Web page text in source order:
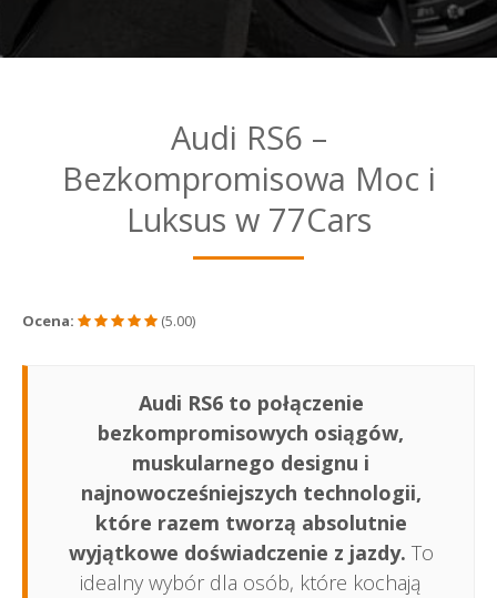
Audi RS6 –
Bezkompromisowa Moc i
Luksus w 77Cars
Ocena: (5.00)
Audi RS6 to połączenie
bezkompromisowych osiągów,
muskularnego designu i
najnowocześniejszych technologii,
które razem tworzą absolutnie
wyjątkowe doświadczenie z jazdy. To
idealny wybór dla osób, które kochają